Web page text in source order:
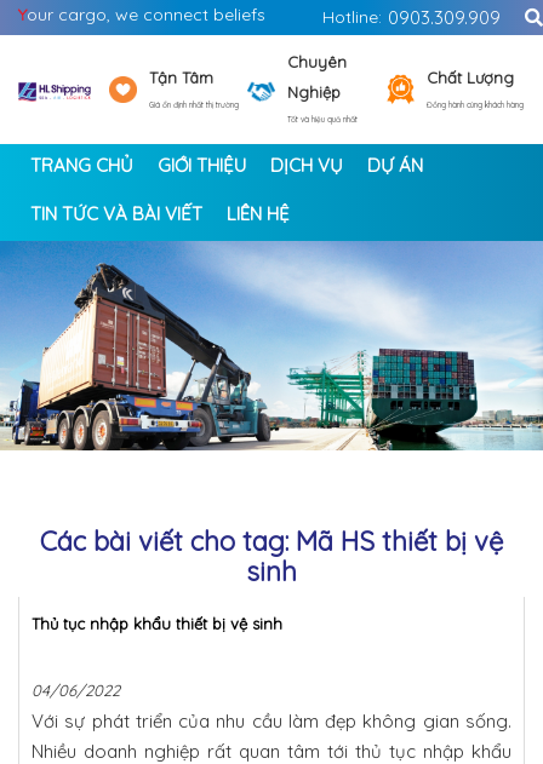
Your cargo, we connect beliefs Hotline: 0903.309.909
Tận Tâm
Giá ổn định nhất thị trường
Chuyên
Nghiệp
Tốt và hiệu quả nhất
Chất Lượng
Đồng hành cùng khách hàng
TRANG CHỦ GIỚI THIỆU DỊCH VỤ DỰ ÁN
TIN TỨC VÀ BÀI VIẾT LIÊN HỆ
< >
Các bài viết cho tag: Mã HS thiết bị vệ
sinh
Thủ tục nhập khẩu thiết bị vệ sinh
04/06/2022
Với sự phát triển của nhu cầu làm đẹp không gian sống.
Nhiều doanh nghiệp rất quan tâm tới thủ tục nhập khẩu